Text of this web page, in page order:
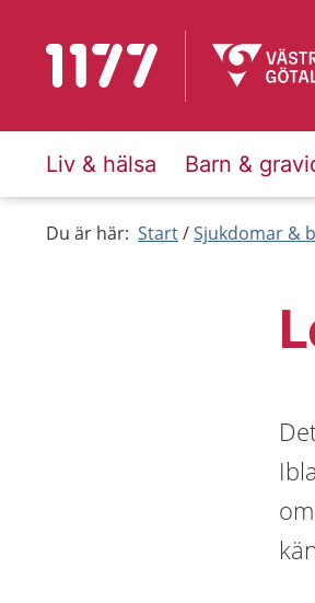
Till startsidan för 1177
Liv & hälsa Barn &
Du är här: Start Sjukdomar &